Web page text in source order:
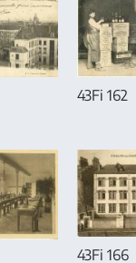
43Fi 162
43Fi 166